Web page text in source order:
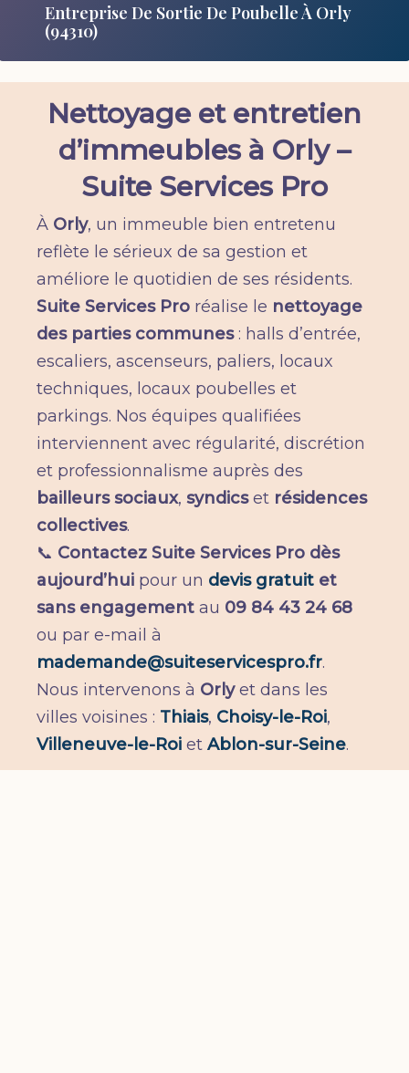
Entreprise De Sortie De Poubelle À Orly
(94310)
Nettoyage et entretien
d’immeubles à Orly –
Suite Services Pro
À Orly, un immeuble bien entretenu
reflète le sérieux de sa gestion et
améliore le quotidien de ses résidents.
Suite Services Pro réalise le nettoyage
des parties communes: halls d’entrée,
escaliers, ascenseurs, paliers, locaux
techniques, locaux poubelles et
parkings. Nos équipes qualifiées
interviennent avec régularité, discrétion
et professionnalisme auprès des
bailleurs sociaux,syndicset résidences
collectives.
📞 Contactez Suite Services Pro dès
aujourd’hui pour un devis gratuit et
sans engagement au 09 84 43 24 68
ou par e-mail à
mademande@suiteservicespro.fr.
Nous intervenons à Orlyet dans les
villes voisines : Thiais, Choisy-le-Roi,
Villeneuve-le-Roi etAblon-sur-Seine.